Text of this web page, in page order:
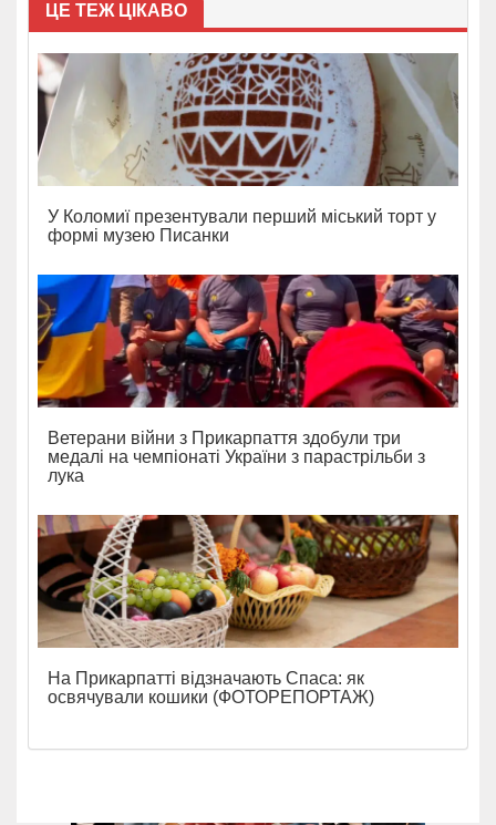
ЦЕ ТЕЖ ЦІКАВО
У Коломиї презентували перший міський торт у
формі музею Писанки
Ветерани війни з Прикарпаття здобули три
медалі на чемпіонаті України з парастрільби з
лука
На Прикарпатті відзначають Спаса: як
освячували кошики (ФОТОРЕПОРТАЖ)